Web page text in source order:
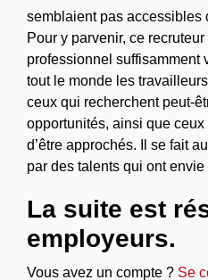
semblaient pas accessibles
Pour y parvenir, ce
professionnel suffisamment
tout le monde les
ceux qui recherchent peut-
opportunités, ainsi que ceux
d’être approchés. Il se fait
par des talents qui ont
La suite est
employeurs.
Vous avez un compte ? Se